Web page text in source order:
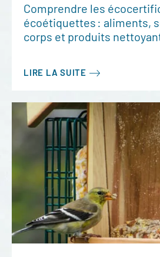
Comprendre les
écoétiquettes : aliments,
corps et produits
LIRE LA SUITE